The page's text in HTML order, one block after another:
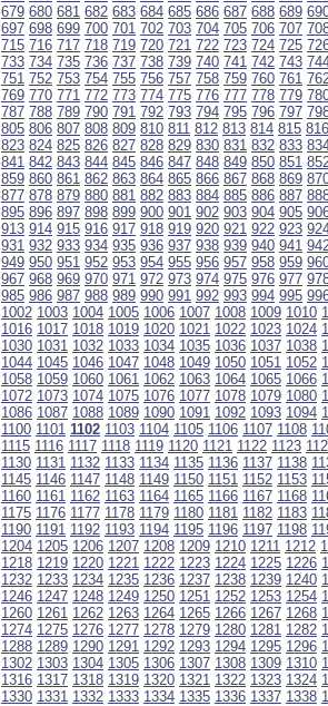
679 680 681 682 683 684 685 686 687 688 689
697 698 699 700 701 702 703 704 705 706 707
715 716 717 718 719 720 721 722 723 724 725
733 734 735 736 737 738 739 740 741 742 743
751 752 753 754 755 756 757 758 759 760 761
769 770 771 772 773 774 775 776 777 778 779
787 788 789 790 791 792 793 794 795 796 797
805 806 807 808 809 810 811 812 813 814 815 816
823 824 825 826 827 828 829 830 831 832 833
841 842 843 844 845 846 847 848 849 850 851
859 860 861 862 863 864 865 866 867 868 869
877 878 879 880 881 882 883 884 885 886 887
895 896 897 898 899 900 901 902 903 904 905
913 914 915 916 917 918 919 920 921 922 923
931 932 933 934 935 936 937 938 939 940 941
949 950 951 952 953 954 955 956 957 958 959
967 968 969 970 971 972 973 974 975 976 977
985 986 987 988 989 990 991 992 993 994 995
1002 1003 1004 1005 1006 1007 1008 1009 1010
1016 1017 1018 1019 1020 1021 1022 1023 1024
1030 1031 1032 1033 1034 1035 1036 1037 1038
1044 1045 1046 1047 1048 1049 1050 1051 1052
1058 1059 1060 1061 1062 1063 1064 1065 1066
1072 1073 1074 1075 1076 1077 1078 1079 1080
1086 1087 1088 1089 1090 1091 1092 1093 1094
1100 1101 1102 1103 1104 1105 1106 1107 1108
1115 1116 1117 1118 1119 1120 1121 1122 1123
1130 1131 1132 1133 1134 1135 1136 1137 1138
1145 1146 1147 1148 1149 1150 1151 1152 1153
1160 1161 1162 1163 1164 1165 1166 1167 1168
1175 1176 1177 1178 1179 1180 1181 1182 1183
1190 1191 1192 1193 1194 1195 1196 1197 1198
1204 1205 1206 1207 1208 1209 1210 1211 1212
1218 1219 1220 1221 1222 1223 1224 1225 1226
1232 1233 1234 1235 1236 1237 1238 1239 1240
1246 1247 1248 1249 1250 1251 1252 1253 1254
1260 1261 1262 1263 1264 1265 1266 1267 1268
1274 1275 1276 1277 1278 1279 1280 1281 1282
1288 1289 1290 1291 1292 1293 1294 1295 1296
1302 1303 1304 1305 1306 1307 1308 1309 1310
1316 1317 1318 1319 1320 1321 1322 1323 1324
1330 1331 1332 1333 1334 1335 1336 1337 1338